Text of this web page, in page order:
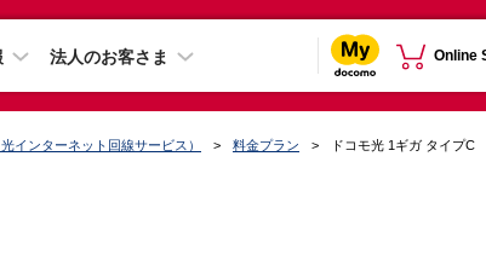
法人のお客さま Online
インターネット回線サービス） 料金プラン ドコモ光 1ギガ タイプC